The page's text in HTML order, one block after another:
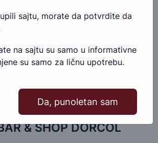
& SHOP DORĆOL
sajtu, morate da potvrdite da
na sajtu su samo u informativne
su samo za ličnu upotrebu.
Da, punoletan sam